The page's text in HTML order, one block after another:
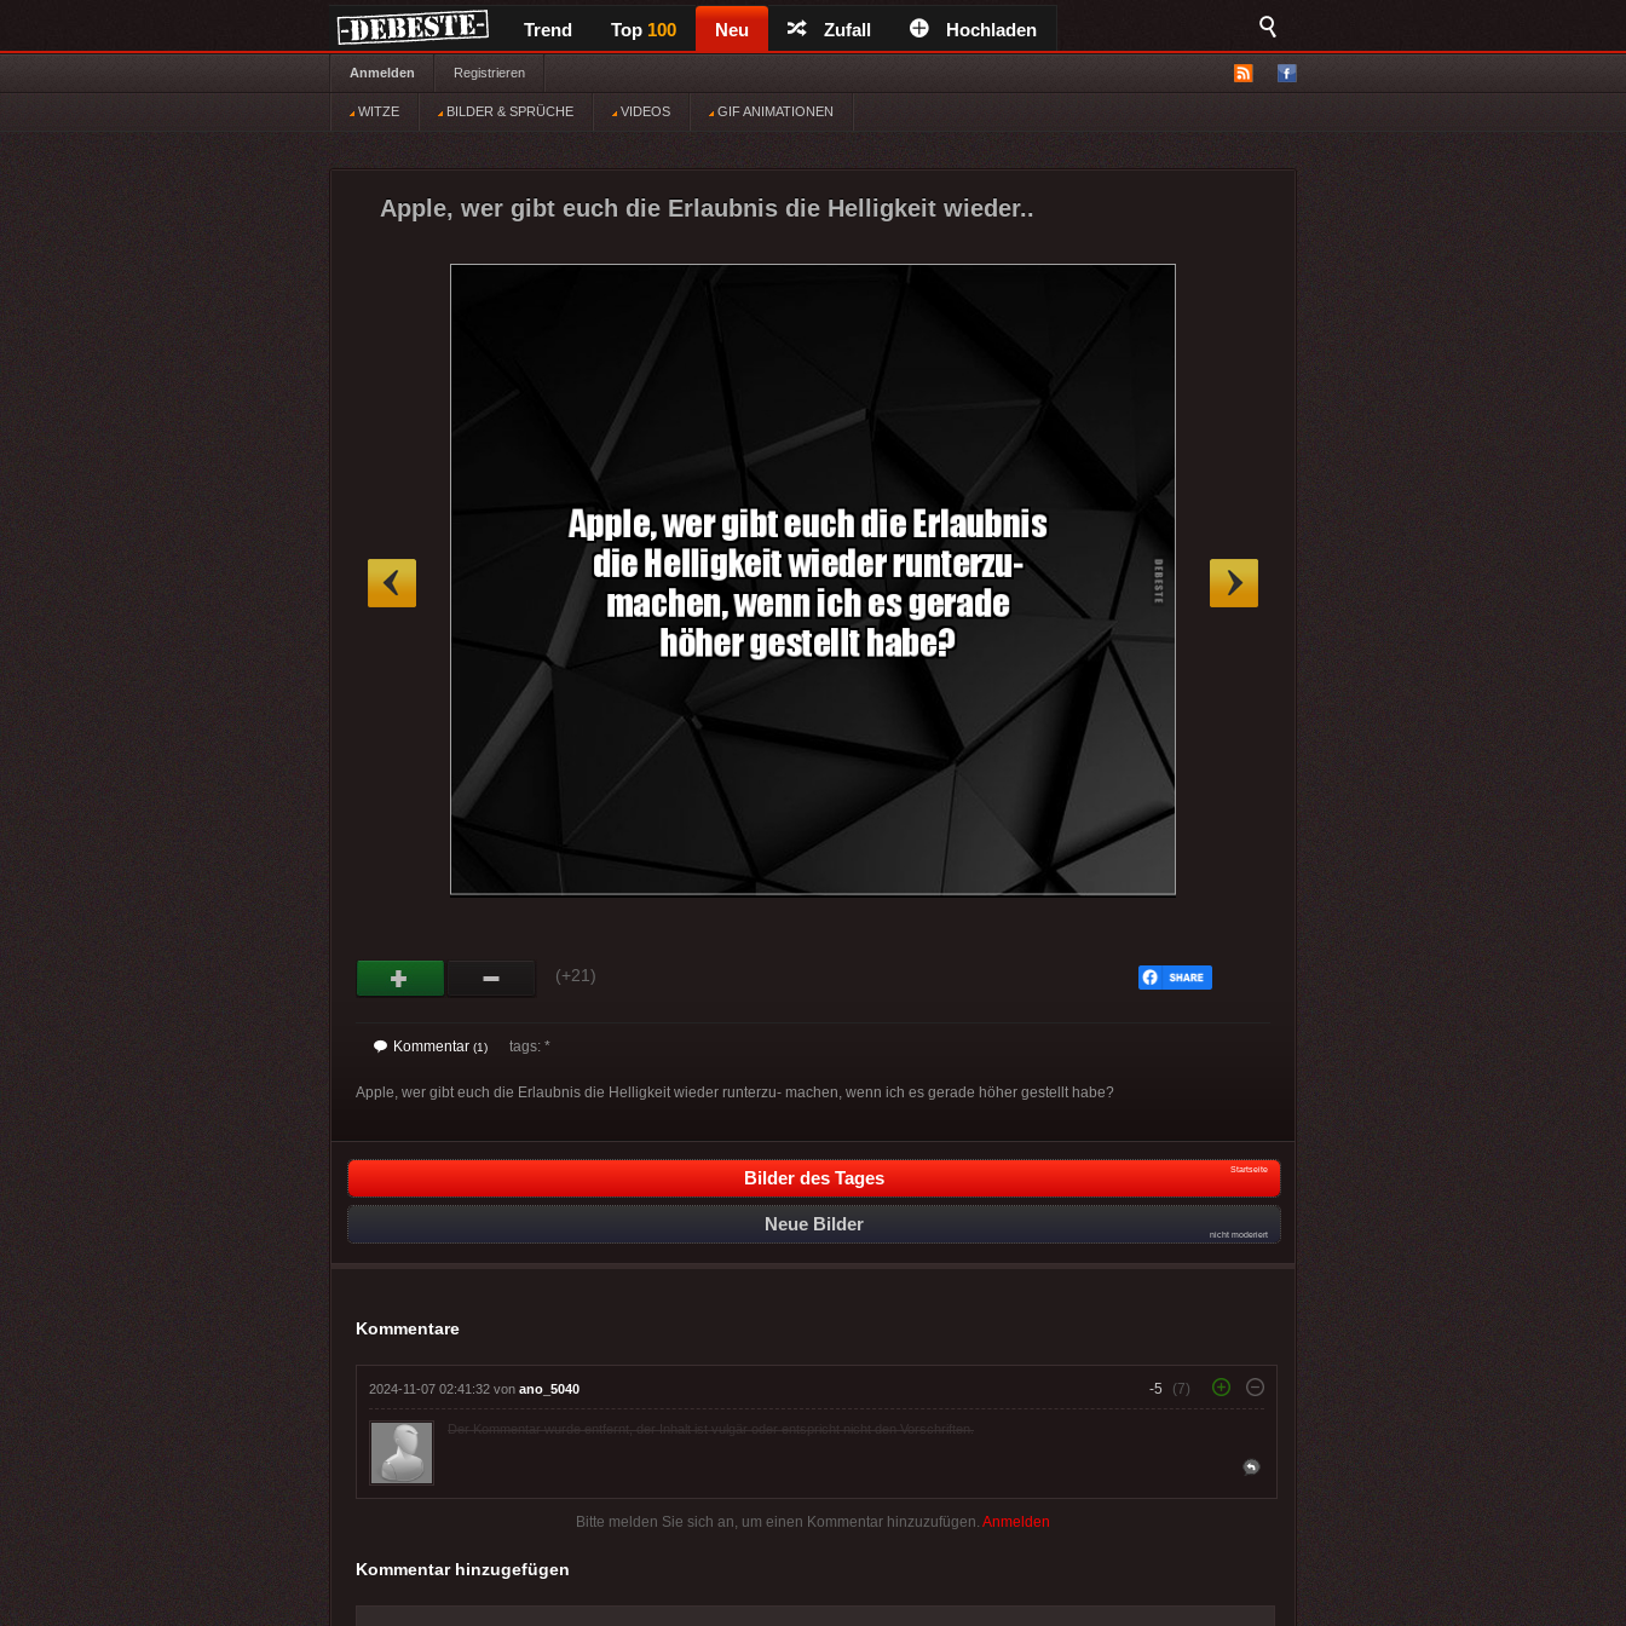
Trend Top 100 Neu Zufall Hochladen
Anmelden Registrieren
WITZE BILDER & SPRÜCHE VIDEOS GIF ANIMATIONEN
Apple, wer gibt euch die Erlaubnis die Helligkeit wieder..
(+21)
Kommentar (1) tags: *
Apple, wer gibt euch die Erlaubnis die Helligkeit wieder runterzu- machen, wenn ich es gerade höher gestellt habe?
Bilder des Tages Startseite
Neue Bilder
nicht moderiert
Kommentare
2024-11-07 02:41:32 von ano_5040 -5 (7)
Der Kommentar wurde entfernt, der Inhalt ist vulgär oder entspricht nicht den Vorschriften.
Bitte melden Sie sich an, um einen Kommentar hinzuzufügen. Anmelden
Kommentar hinzugefügen